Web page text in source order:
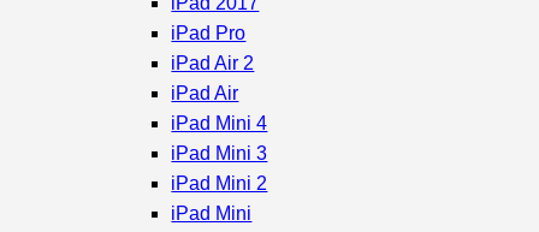
iPad Pro
iPad Air 2
iPad Air
iPad Mini 4
iPad Mini 3
iPad Mini 2
iPad Mini